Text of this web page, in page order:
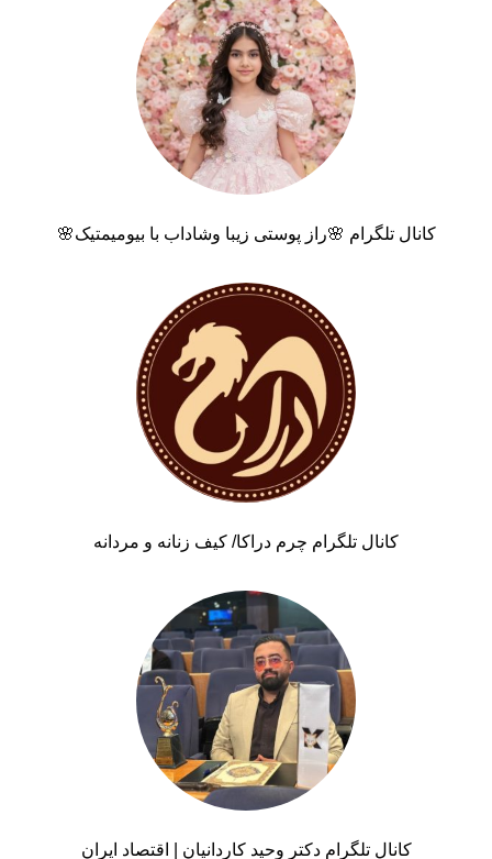
کانال تلگرام 🌸راز پوستی زیبا وشاداب با بیومیمتیک🌸
کانال تلگرام چرم دراکا/ کیف زنانه و مردانه
کانال تلگرام دکتر وحید کاردانیان | اقتصاد ایران